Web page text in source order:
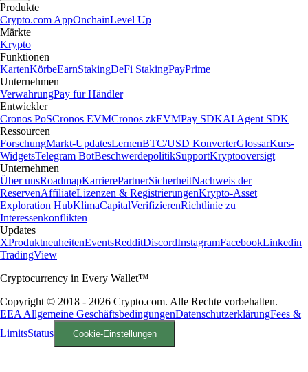
Produkte
Crypto.com AppOnchainLevel Up
Märkte
Krypto
Funktionen
KartenKörbeEarnStakingDeFi StakingPayPrime
Unternehmen
VerwahrungPay für Händler
Entwickler
Cronos PoSCronos EVMCronos zkEVMPay SDKAI Agent SDK
Ressourcen
ForschungMarkt-UpdatesLernenBTC/USD KonverterGlossarKurs-
WidgetsTelegram BotBeschwerdepolitikSupportKryptooversigt
Unternehmen
Über unsRoadmapKarrierePartnerSicherheitNachweis der
ReservenAffiliateLizenzen & RegistrierungenKrypto-Asset
Exploration HubKlimaCapitalVerifizierenRichtlinie zu
Interessenkonflikten
Updates
XProduktneuheitenEventsRedditDiscordInstagramFacebookLinkedin
TradingView
Cryptocurrency in Every Wallet™
Copyright © 2018 - 2026 Crypto.com. Alle Rechte vorbehalten.
EEA Allgemeine GeschäftsbedingungenDatenschutzerklärungFees &
LimitsStatus Cookie-Einstellungen